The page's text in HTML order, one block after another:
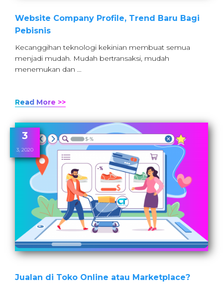
Website Company Profile, Trend Baru Bagi
Pebisnis
Kecanggihan teknologi kekinian membuat semua
menjadi mudah. Mudah bertransaksi, mudah
menemukan dan …
Read More >>
3
3, 2020
Jualan di Toko Online atau Marketplace?